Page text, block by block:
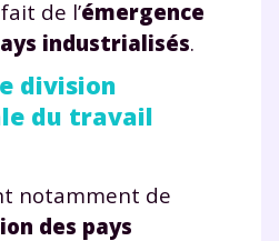
de l’émergence
industrialisés.
division
du travail
notamment de
des pays